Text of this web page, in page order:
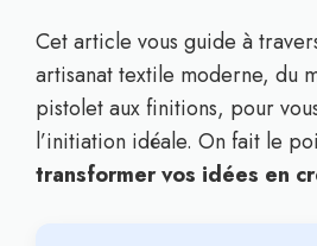
Cet article vous guide à
artisanat textile moderne, du
pistolet aux finitions, pour
l’initiation idéale. On fait le
transformer vos idées en